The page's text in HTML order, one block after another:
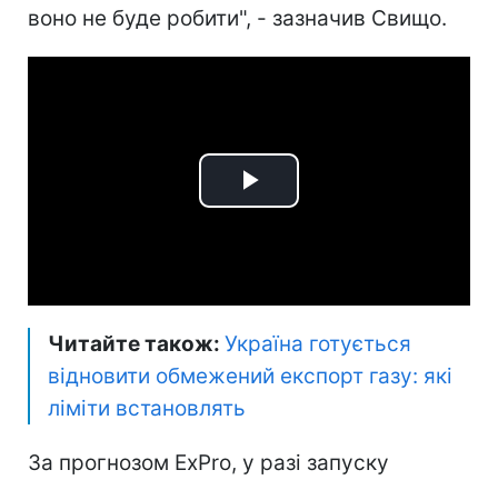
воно не буде робити", - зазначив Свищо.
Play
Читайте також: Україна готується
відновити обмежений експорт газу: які
ліміти встановлять
За прогнозом ExPro, у разі запуску